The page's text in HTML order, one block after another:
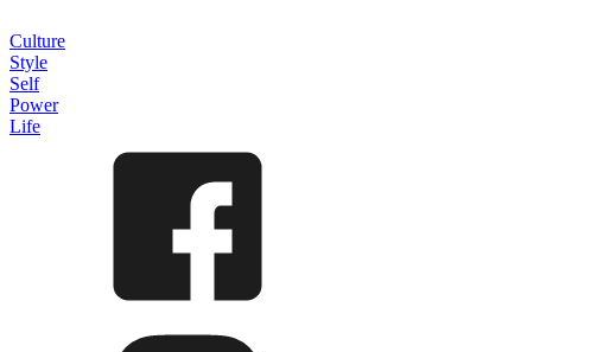
Culture
Style
Self
Power
Life